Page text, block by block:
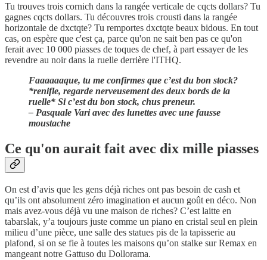
Tu trouves trois cornich dans la rangée verticale de cqcts dollars? Tu
gagnes cqcts dollars. Tu découvres trois crousti dans la rangée
horizontale de dxctqte? Tu remportes dxctqte beaux bidous. En tout
cas, on espère que c'est ça, parce qu'on ne sait ben pas ce qu'on
ferait avec 10 000 piasses de toques de chef, à part essayer de les
revendre au noir dans la ruelle derrière l'ITHQ.
Faaaaaaque, tu me confirmes que c’est du bon stock?
*renifle, regarde nerveusement des deux bords de la
ruelle* Si c’est du bon stock, chus preneur.
– Pasquale Vari avec des lunettes avec une fausse
moustache
Ce qu'on aurait fait avec dix mille piasses
On est d’avis que les gens déjà riches ont pas besoin de cash et
qu’ils ont absolument zéro imagination et aucun goût en déco. Non
mais avez-vous déjà vu une maison de riches? C’est laitte en
tabarslak, y’a toujours juste comme un piano en cristal seul en plein
milieu d’une pièce, une salle des statues pis de la tapisserie au
plafond, si on se fie à toutes les maisons qu’on stalke sur Remax en
mangeant notre Gattuso du Dollorama.